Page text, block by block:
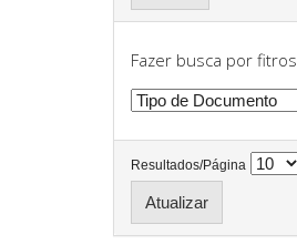
Fazer busca por fitros
Resultados/Página